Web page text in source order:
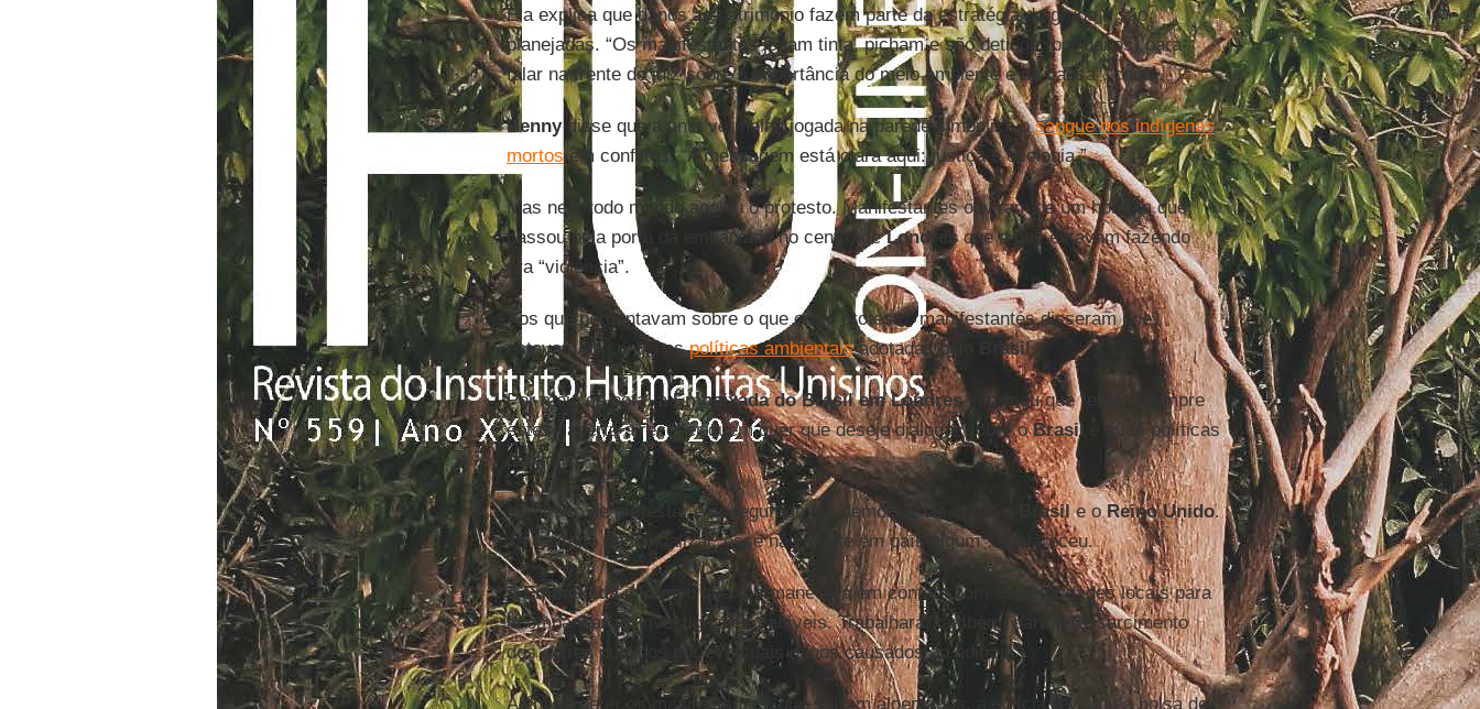
Ela explica que danos ao patrimônio fazem parte da estratégia do grupo e são
planejadas. “Os manifestantes jogam tinta, picham e são detidos (por danos) para
falar na frente do juiz sobre a importância do meio ambiente e da causa”, conta.
Hennydisse que a tinta vermelha jogada na parede simboliza osangue dos indígenas
mortosem conflitos. “A mensagem está clara aqui: justiça e ecologia.”
Mas nem todo mundo apoiou o protesto. Manifestantes ouviram de um homem que
passou pela porta da embaixada no centro deLondresque o que estavam fazendo
era “violência”.
Aos que perguntavam sobre o que era o protesto, manifestantes disseram que
estavam ali contra aspolíticas ambientaisadotadas pelo Brasil.
Por meio de nota, aEmbaixada do Brasil em Londresinformou que “está e sempre
esteve aberta a receber quem quer que deseje dialogar sobre oBrasil
e suas políticas
públicas.”
“O direito de protestar é assegurado em democracias como o Brasile oReino Unido.
Já o direito de vandalizar, esse não existe em país algum”, esclareceu.
AEmbaixadainformou que “permanecerá em contato com as autoridades locais para
acompanhar as investigações cabíveis. Trabalhará, também, para o ressarcimento
dos cofres públicos por eventuais danos causados ao edifício”.
Além de deter os manifestantes, que saíram algemados, a polícia revistou a bolsa de